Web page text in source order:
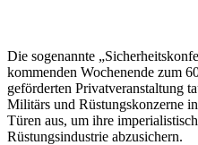
Die sogenannte
kommenden Wochenende zum
geförderten Privatveranstaltung
Militärs und Rüstungskonzerne
Türen aus, um ihre
Rüstungsindustrie abzusichern.